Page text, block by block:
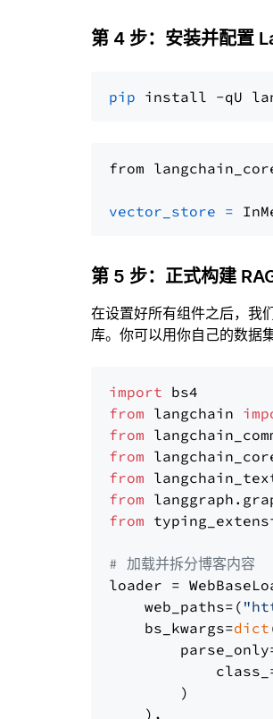
第 4 步：安装并配置
pip
from
vector_store =
第 5 步：正式构建
在设置好所有组件之后，我
库。你可以用你自己的数据
import
from langchain
from
from
from
from
from
# 加载并拆分博客内容
loader =
    web_paths=(
    bs_kwargs=
dict
        )
    ),